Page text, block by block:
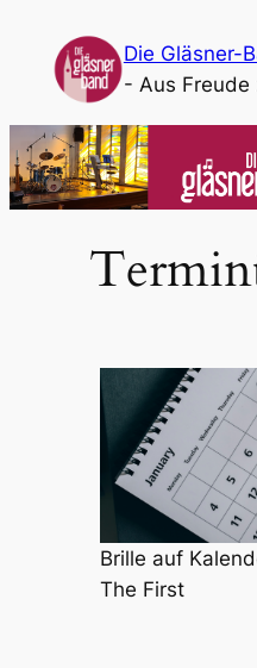
Die Gläsner-
- Aus Freude
Brille auf
The First